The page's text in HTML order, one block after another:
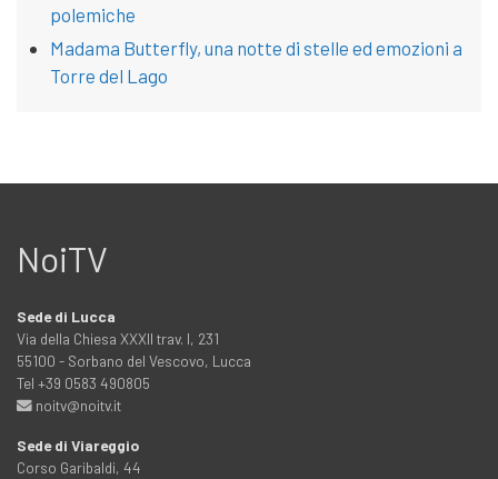
polemiche
Madama Butterfly, una notte di stelle ed emozioni a
Torre del Lago
NoiTV
Sede di Lucca
Via della Chiesa XXXII trav. I, 231
55100 - Sorbano del Vescovo, Lucca
Tel +39 0583 490805
noitv@noitv.it
Sede di Viareggio
Corso Garibaldi, 44